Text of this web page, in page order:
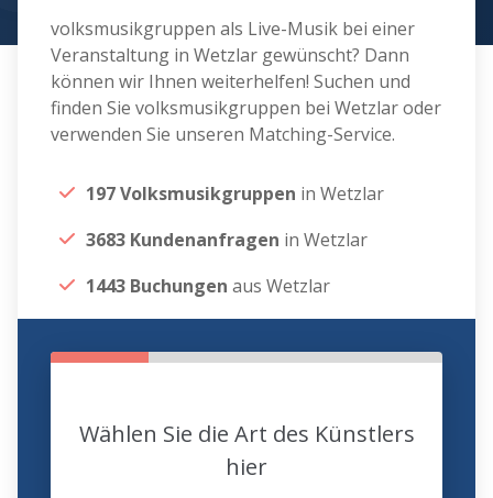
volksmusikgruppen als Live-Musik bei einer
Veranstaltung in Wetzlar gewünscht? Dann
können wir Ihnen weiterhelfen! Suchen und
finden Sie volksmusikgruppen bei Wetzlar oder
verwenden Sie unseren Matching-Service.
197 Volksmusikgruppen in Wetzlar
3683 Kundenanfragen in Wetzlar
1443 Buchungen aus Wetzlar
Wählen Sie die Art des Künstlers
hier